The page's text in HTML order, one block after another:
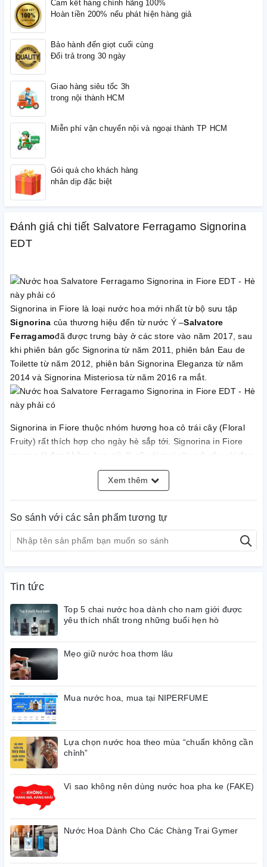
Cam kết hàng chính hãng 100%
Hoàn tiền 200% nếu phát hiện hàng giả
Bảo hành đến giọt cuối cùng
Đổi trả trong 30 ngày
Giao hàng siêu tốc 3h
trong nội thành HCM
Miễn phí vận chuyển nội và ngoại thành TP HCM
Gói quà cho khách hàng
nhân dịp đặc biệt
Đánh giá chi tiết Salvatore Ferragamo Signorina
EDT
Signorina in Fiore là loại nước hoa mới nhấttừ bộ sưu tập
Signorina của thương hiệu đến từ nước Ý –Salvatore
Ferragamođã được trưng bày ở các store vào năm 2017, sau
khiphiên bản gốc Signorina từ năm 2011, phiên bản Eau de
Toilette từ năm 2012, phiên bản Signorina Eleganza từ năm
2014 và Signorina Misteriosa từ năm 2016 ra mắt.
Signorina in Fiore thuộc nhóm hương hoa cỏ trái cây (Floral
Fruity) rất thích hợp cho ngày hè sắp tới. Signorina in Fiore
mang nét đẹp không bao giờ là cũ với mọi phụ nữ yêu cái đẹp.
Lãng mạn, tươi mát, bay bổng và đầy chất thơ là những cung
bậc cảm xúc mà nước hoaSignorinain
Xem thêm
So sánh với các sản phẩm tương tự
Tin tức
Top 5 chai nước hoa dành cho nam giới được
yêu thích nhất trong những buổi hẹn hò
Mẹo giữ nước hoa thơm lâu
Mua nước hoa, mua tại NIPERFUME
Lựa chọn nước hoa theo mùa “chuẩn không cần
chỉnh”
Vì sao không nên dùng nước hoa pha ke (FAKE)
Nước Hoa Dành Cho Các Chàng Trai Gymer